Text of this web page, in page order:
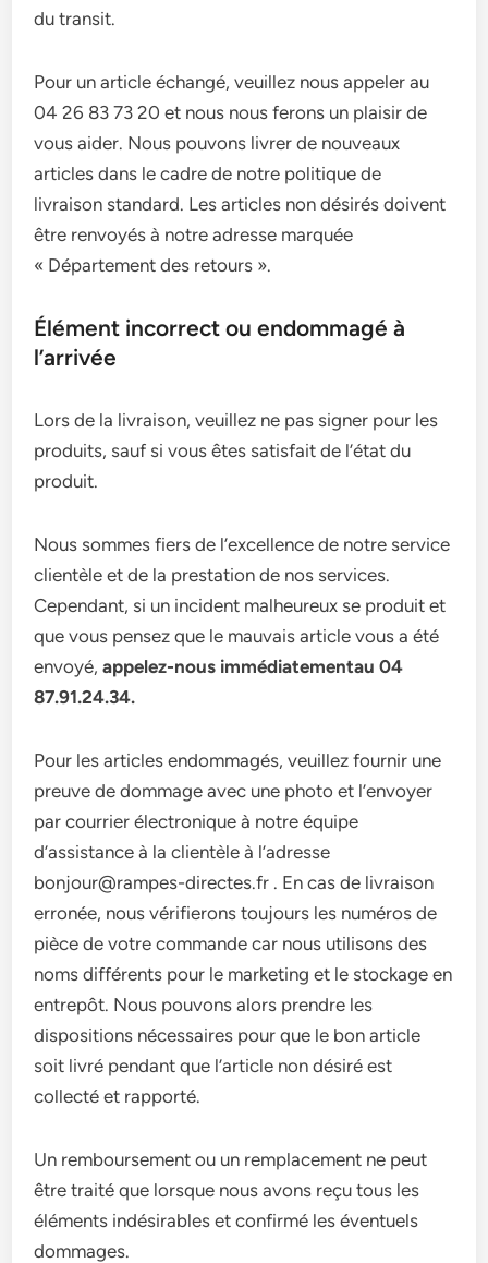
du transit.
Pour un article échangé, veuillez nous appeler au
04 26 83 73 20 et nous nous ferons un plaisir de
vous aider. Nous pouvons livrer de nouveaux
articles dans le cadre de notre politique de
livraison standard. Les articles non désirés doivent
être renvoyés à notre adresse marquée
« Département des retours ».
Élément incorrect ou endommagé à
l’arrivée
Lors de la livraison, veuillez ne pas signer pour les
produits, sauf si vous êtes satisfait de l’état du
produit.
Nous sommes fiers de l’excellence de notre service
clientèle et de la prestation de nos services.
Cependant, si un incident malheureux se produit et
que vous pensez que le mauvais article vous a été
envoyé,appelez-nous immédiatementau 04
87.91.24.34.
Pour les articles endommagés, veuillez fournir une
preuve de dommage avec une photo et l’envoyer
par courrier électronique à notre équipe
d’assistance à la clientèle à l’adresse
bonjour@rampes-directes.fr . En cas de livraison
erronée, nous vérifierons toujours les numéros de
pièce de votre commande car nous utilisons des
noms différents pour le marketing et le stockage en
entrepôt. Nous pouvons alors prendre les
dispositions nécessaires pour que le bon article
soit livré pendant que l’article non désiré est
collecté et rapporté.
Un remboursement ou un remplacement ne peut
être traité que lorsque nous avons reçu tous les
éléments indésirables et confirmé les éventuels
dommages.